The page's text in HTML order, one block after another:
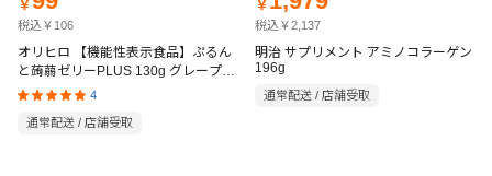
￥
税込￥106
オリヒロ 【機能性表示食品】ぷるん
と蒟蒻ゼリーPLUS 130g グレープフ
ルーツ
4
通常配送 / 店舗受取
￥
税込￥2,137
明治 サプリメント アミノコラーゲン
196g
通常配送 / 店舗受取